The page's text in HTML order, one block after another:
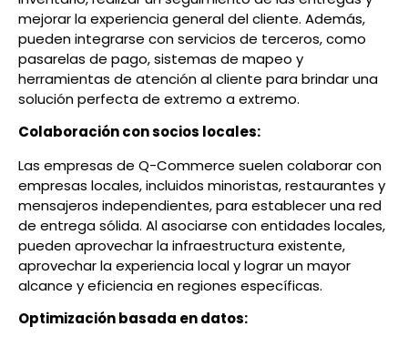
mejorar la experiencia general del cliente. Además,
pueden integrarse con servicios de terceros, como
pasarelas de pago, sistemas de mapeo y
herramientas de atención al cliente para brindar una
solución perfecta de extremo a extremo.
Colaboración con socios locales:
Las empresas de Q-Commerce suelen colaborar con
empresas locales, incluidos minoristas, restaurantes y
mensajeros independientes, para establecer una red
de entrega sólida. Al asociarse con entidades locales,
pueden aprovechar la infraestructura existente,
aprovechar la experiencia local y lograr un mayor
alcance y eficiencia en regiones específicas.
Optimización basada en datos: